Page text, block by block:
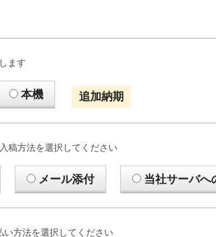
ます
本機 追加納期
稿方法を選択してください
メール添付 当社サーバへ
い方法を選択してください